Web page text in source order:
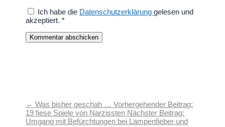
Ich habe die Datenschutzerklärunggelesen und
akzeptiert. *
Kommentar abschicken
←Was bisher geschah … Vorhergehender Beitrag:
19 fiese Spiele von Narzissten Nächster Beitrag:
Umgang mit Befürchtungen bei Lampenfieber und